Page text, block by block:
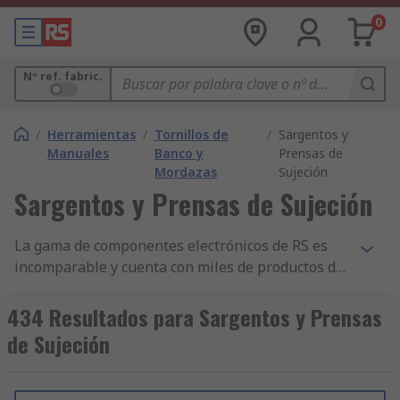
0
Nº ref. fabric.
/ Herramientas
Manuales
/ Tornillos de
Banco y
Mordazas
/ Sargentos y
Prensas de
Sujeción
Sargentos y Prensas de Sujeción
La gama de componentes electrónicos de RS es
incomparable y cuenta con miles de productos de
Herramientas Eléctricas de Aire Comprimido ,
Herramientas para Soldadura y Soldadura Fuerte
y Mordazas. Tenemos los mejores productos de
otros miles de componentes de Tornillos de
434 Resultados para Sargentos y Prensas
de Sujeción